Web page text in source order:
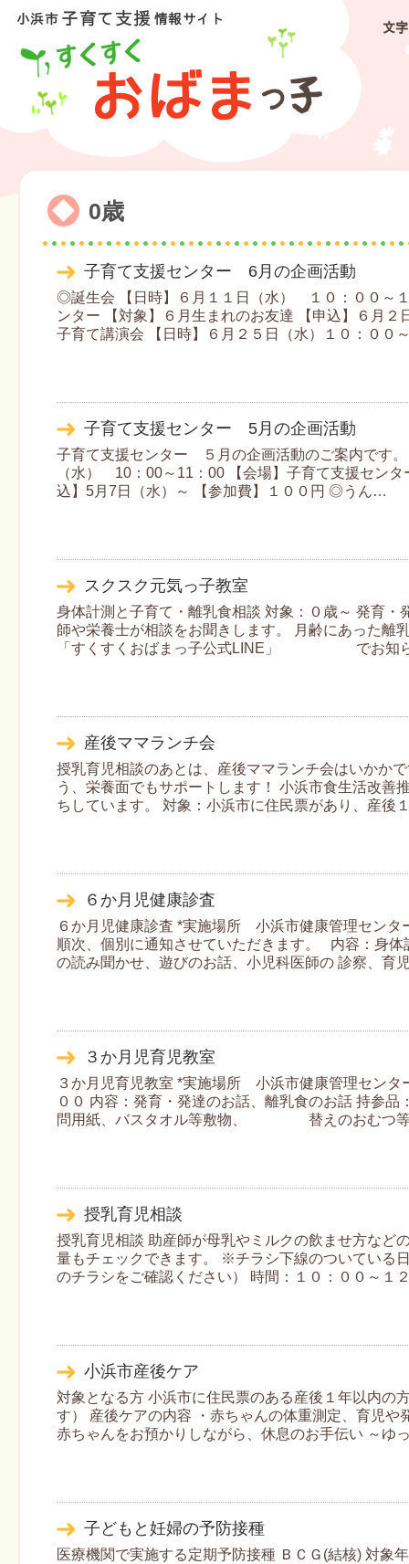
文
0歳
子育て支援センター 6月の企画活動
◎誕生会 【日時】６月１１日（水） １０：００～
ンター 【対象】６月生まれのお友達 【申込】６月
子育て講演会 【日時】６月２５日（水）１０：００
子育て支援センター 5月の企画活動
子育て支援センター ５月の企画活動のご案内です
（水） 10：00～11：00 【会場】子育て支援セン
込】5月7日（水）～ 【参加費】１００円 ◎うん…
スクスク元気っ子教室
身体計測と子育て・離乳食相談 対象：０歳～ 発育・
師や栄養士が相談をお聞きします。 月齢にあった離
「すくすくおばまっ子公式LINE」 でお知ら
産後ママランチ会
授乳育児相談のあとは、産後ママランチ会はいかか
う、栄養面でもサポートします！ 小浜市食生活改善
ちしています。 対象：小浜市に住民票があり、産後
６か月児健康診査
６か月児健康診査 *実施場所 小浜市健康管理セ
順次、個別に通知させていただきます。 内容：身体
の読み聞かせ、遊びのお話、小児科医師の 診察、育
３か月児育児教室
３か月児育児教室 *実施場所 小浜市健康管理セン
００ 内容：発育・発達のお話、離乳食のお話 持参品
問用紙、バスタオル等敷物、 替えのおむつ等
授乳育児相談
授乳育児相談 助産師が母乳やミルクの飲ませ方など
量もチェックできます。 ※チラシ下線のついている
のチラシをご確認ください） 時間：１０：００～１
小浜市産後ケア
対象となる方 小浜市に住民票のある産後１年以内の
す） 産後ケアの内容 ・赤ちゃんの体重測定、育児や
赤ちゃんをお預かりしながら、休息のお手伝い ～ゆ
子どもと妊婦の予防接種
医療機関で実施する定期予防接種 ＢＣＧ(結核) 対